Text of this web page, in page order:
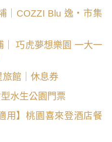
｜COZZI Blu 逸・市集
｜ 巧虎夢想樂園 一大一
旅館｜休息券
水生公園門票
用】桃園喜來登酒店餐